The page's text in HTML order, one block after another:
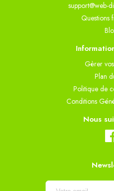
support@web-
Questions
Gèrer
Plan
Politique de
Conditions
Nous